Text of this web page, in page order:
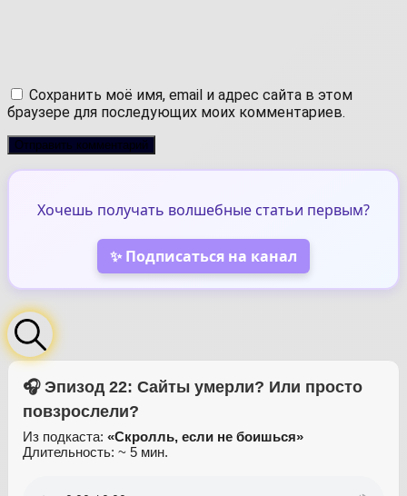
Сохранить моё имя, email и адрес сайта в этом
браузере для последующих моих комментариев.
Хочешь получать волшебные статьи первым?
✨ Подписаться на канал
🎧 Эпизод 22: Сайты умерли? Или просто
повзрослели?
Из подкаста: «Скролль, если не боишься»
Длительность: ~ 5 мин.